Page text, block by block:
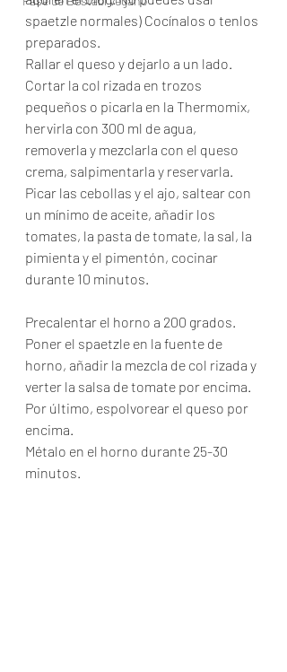
spaetzle normales) Cocínalos o tenlos
preparados.
Rallar el queso y dejarlo a un lado.
Cortar la col rizada en trozos
pequeños o picarla en la Thermomix,
hervirla con 300 ml de agua,
removerla y mezclarla con el queso
crema, salpimentarla y reservarla.
Picar las cebollas y el ajo, saltear con
un mínimo de aceite, añadir los
tomates, la pasta de tomate, la sal, la
pimienta y el pimentón, cocinar
durante 10 minutos.
Precalentar el horno a 200 grados.
Poner el spaetzle en la fuente de
horno, añadir la mezcla de col rizada y
verter la salsa de tomate por encima.
Por último, espolvorear el queso por
encima.
Métalo en el horno durante 25-30
minutos.